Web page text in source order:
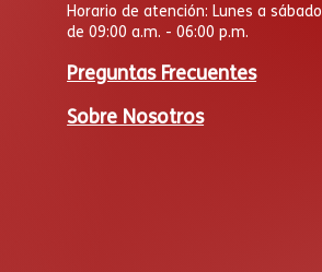
Horario de atención: Lunes a sábado
de 09:00 a.m. - 06:00 p.m.
Preguntas Frecuentes
Sobre Nosotros